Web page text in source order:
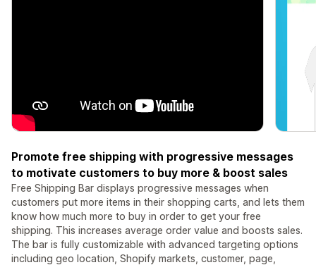
Promote free shipping with progressive messages
to motivate customers to buy more & boost sales
Free Shipping Bar displays progressive messages when
customers put more items in their shopping carts, and lets them
know how much more to buy in order to get your free
shipping. This increases average order value and boosts sales.
The bar is fully customizable with advanced targeting options
including geo location, Shopify markets, customer, page,